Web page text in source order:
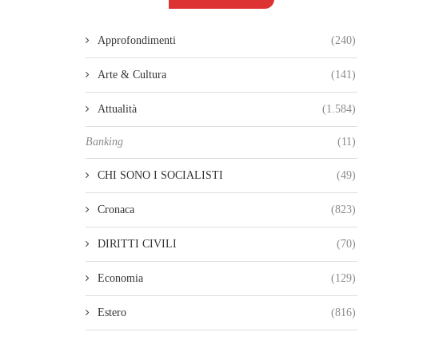
Approfondimenti (240)
Arte & Cultura (141)
Attualità (1.584)
Banking (11)
CHI SONO I SOCIALISTI (49)
Cronaca (823)
DIRITTI CIVILI (70)
Economia (129)
Estero (816)